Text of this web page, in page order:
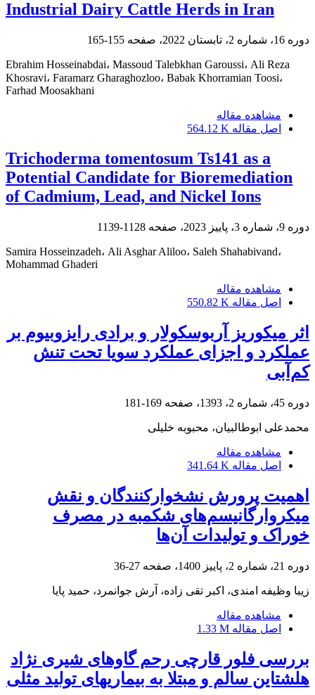
Industrial Dairy Cattle Herds in Iran
دوره 16، شماره 2، تابستان 2022، صفحه 155-165
Ebrahim Hosseinabdai، Massoud Talebkhan Garoussi، Ali Reza
Khosravi، Faramarz Gharaghozloo، Babak Khorramian Toosi،
Farhad Moosakhani
مشاهده مقاله
اصل مقاله 564.12 K
Trichoderma tomentosum Ts141 as a
Potential Candidate for Bioremediation
of Cadmium, Lead, and Nickel Ions
دوره 9، شماره 3، پاییز 2023، صفحه 1128-1139
Samira Hosseinzadeh، Ali Asghar Aliloo، Saleh Shahabivand،
Mohammad Ghaderi
مشاهده مقاله
اصل مقاله 550.82 K
اثر میکوریز آربوسکولار و برادی رایزوبیوم بر
عملکرد و اجزای عملکرد سویا تحت تنش
کم‌آبی
دوره 45، شماره 2، 1393، صفحه 169-181
محمدعلی ابوطالبیان، محبوبه خلیلی
مشاهده مقاله
اصل مقاله 341.64 K
اهمیت پرورش نشخوارکنندگان و نقش
میکروارگانیسم‌های شکمبه در مصرف
خوراک و تولیدات آن‌ها
دوره 21، شماره 2، پاییز 1400، صفحه 27-36
زیبا وظیفه امندی، اکبر تقی زاده، آرش جوانمرد، حمید پایا
مشاهده مقاله
اصل مقاله 1.33 M
بررسی فلور قارچی رحم گاوهای شیری نژاد
هلشتاین سالم و مبتلا به بیماریهای تولید مثلی